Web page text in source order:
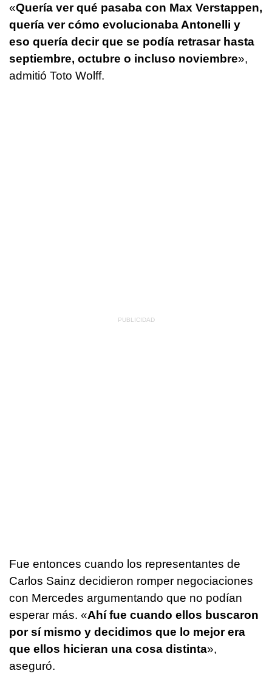
«Quería ver qué pasaba con Max Verstappen,
quería ver cómo evolucionaba Antonelli y
eso quería decir que se podía retrasar hasta
septiembre, octubre o incluso noviembre»,
admitió Toto Wolff.
Fue entonces cuando los representantes de
Carlos Sainz decidieron romper negociaciones
con Mercedes argumentando que no podían
esperar más. «Ahí fue cuando ellos buscaron
por sí mismo y decidimos que lo mejor era
que ellos hicieran una cosa distinta»,
aseguró.